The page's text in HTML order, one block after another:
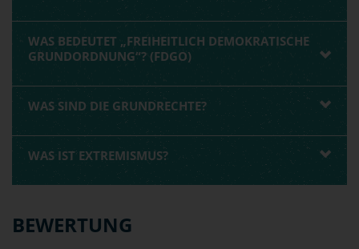
WAS BEDEUTET „FREIHEITLICH DEMOKRATISCHE
GRUNDORDNUNG“? (FDGO)
WAS SIND DIE GRUNDRECHTE?
WAS IST EXTREMISMUS?
BEWERTUNG